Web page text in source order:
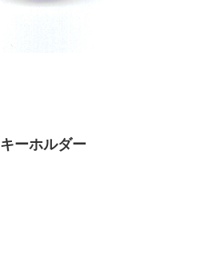
ーホルダー